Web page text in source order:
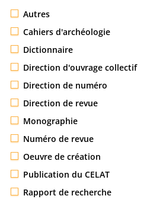
Autres
Cahiers d'archéologie
Dictionnaire
Direction d'ouvrage collectif
Direction de numéro
Direction de revue
Monographie
Numéro de revue
Oeuvre de création
Publication du CELAT
Rapport de recherche